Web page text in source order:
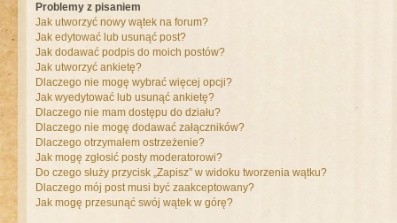
Problemy z pisaniem
Jak utworzyć nowy wątek na forum?
Jak edytować lub usunąć post?
Jak dodawać podpis do moich postów?
Jak utworzyć ankietę?
Dlaczego nie mogę wybrać więcej opcji?
Jak wyedytować lub usunąć ankietę?
Dlaczego nie mam dostępu do działu?
Dlaczego nie mogę dodawać załączników?
Dlaczego otrzymałem ostrzeżenie?
Jak mogę zgłosić posty moderatorowi?
Do czego służy przycisk „Zapisz” w widoku tworzenia wątku?
Dlaczego mój post musi być zaakceptowany?
Jak mogę przesunąć swój wątek w górę?